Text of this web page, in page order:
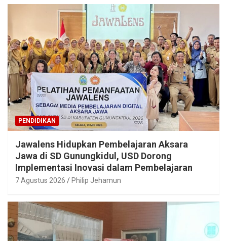
PENDIDIKAN
Jawalens Hidupkan Pembelajaran Aksara
Jawa di SD Gunungkidul, USD Dorong
Implementasi Inovasi dalam Pembelajaran
7 Agustus 2026 Philip Jehamun